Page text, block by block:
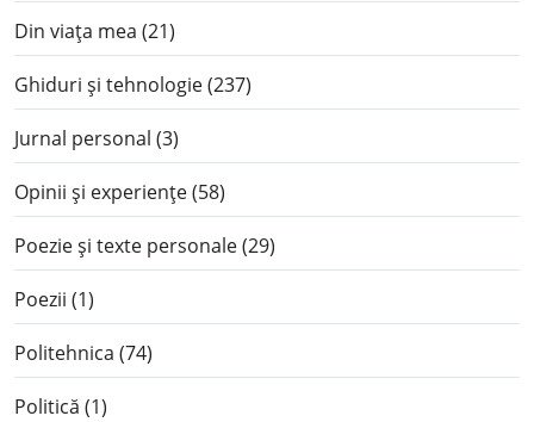
Din viața mea (21)
Ghiduri și tehnologie(237)
Jurnal personal (3)
Opinii și experiențe(58)
Poezie și texte personale(29)
Poezii (1)
Politehnica (74)
Politică (1)